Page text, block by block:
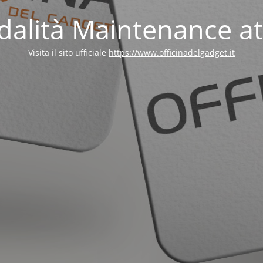
Maintenance
Visita il sito ufficiale https://www.officinadelgadget.it